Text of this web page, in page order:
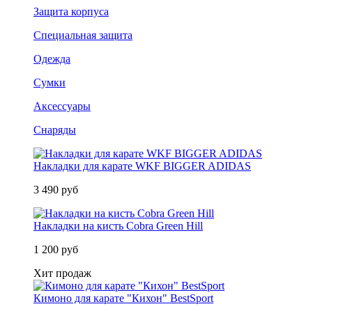
Защита корпуса
Специальная защита
Одежда
Сумки
Аксессуары
Снаряды
Накладки для карате WKF BIGGER ADIDAS
3 490 руб
Накладки на кисть Cobra Green Hill
1 200 руб
Хит продаж
Кимоно для карате "Кихон" BestSport